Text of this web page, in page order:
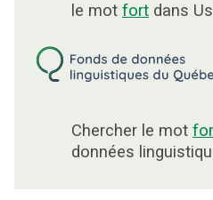
le mot fort dans
Chercher le mot
données